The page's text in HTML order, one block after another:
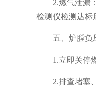
2.燃气泄漏
检测仪检测达标
五、炉膛负
1.立即关停
2.排查堵塞